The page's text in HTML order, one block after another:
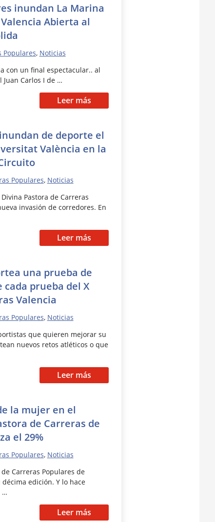
inundan La Marina
Abierta al
Populares, Noticias
con un final espectacular.. al
Carlos I de …
Leer más
de deporte el
València en la
Populares, Noticias
Pastora de Carreras
invasión de corredores. En
Leer más
una prueba de
prueba del X
Valencia
Populares, Noticias
que quieren mejorar su
nuevos retos atléticos o que
Leer más
la mujer en el
de Carreras de
el 29%
Populares, Noticias
Carreras Populares de
edición. Y lo hace
…
Leer más